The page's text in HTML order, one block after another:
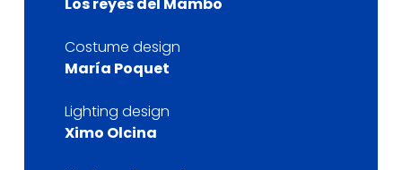
Los reyes del Mambo
Costume design
María Poquet
Lighting design
Ximo Olcina